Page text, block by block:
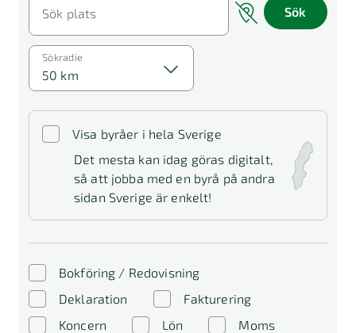
Sök plats Sök
Visa byråer i hela Sverige
Det mesta kan idag göras digitalt,
så att jobba med en byrå på andra
sidan Sverige är enkelt!
Sökradie
50 km
Bokföring / Redovisning
Deklaration
Fakturering
Koncern
Lön
Moms